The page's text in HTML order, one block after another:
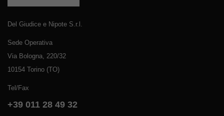
Del Giudice e Nipote S.r.l.
Sede Operativa
Via Bologna, 220/32
10154 Torino (TO)
Tel/Fax
+39 011 28 49 32